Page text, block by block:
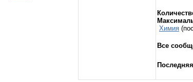
Химия
Все